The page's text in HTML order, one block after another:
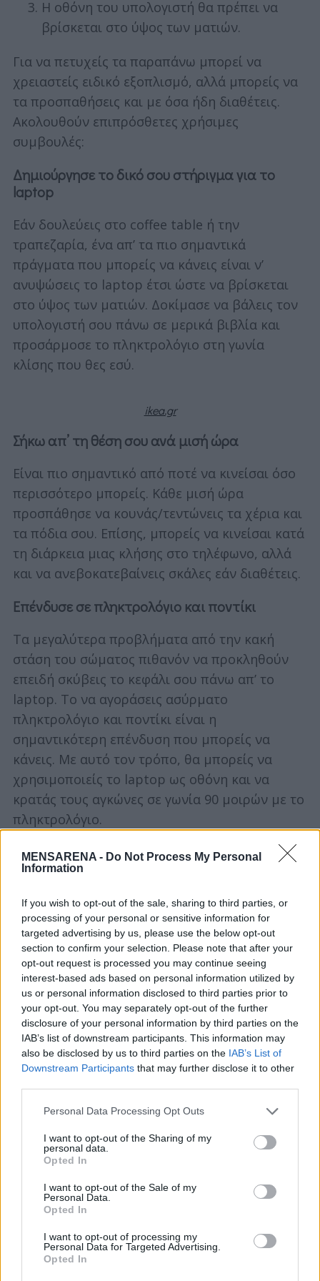
MENSARENA - Do Not Process My Personal
Information
If you wish to opt-out of the sale, sharing to third parties, or
processing of your personal or sensitive information for
targeted advertising by us, please use the below opt-out
section to confirm your selection. Please note that after your
opt-out request is processed you may continue seeing
interest-based ads based on personal information utilized by
us or personal information disclosed to third parties prior to
your opt-out. You may separately opt-out of the further
disclosure of your personal information by third parties on the
IAB’s list of downstream participants. This information may
also be disclosed by us to third parties on the IAB’s List of
Downstream Participants that may further disclose it to other
Personal Data Processing Opt Outs
I want to opt-out of the Sharing of my
personal data.
Opted In
I want to opt-out of the Sale of my
Personal Data.
Opted In
I want to opt-out of processing my
Personal Data for Targeted Advertising.
Opted In
Η οθόνη του υπολογιστή θα πρέπει να
βρίσκεται στο ύψος των ματιών.
Για να πετυχείς τα παραπάνω μπορεί να
χρειαστείς ειδικό εξοπλισμό, αλλά μπορείς να
τα προσπαθήσεις και με όσα ήδη διαθέτεις.
Ακολουθούν επιπρόσθετες χρήσιμες
συμβουλές:
Δημιούργησε το δικό σου στήριγμα για το
laptop
Εάν δουλεύεις στο coffee table ή την
τραπεζαρία, ένα απ’ τα πιο σημαντικά
πράγματα που μπορείς να κάνεις είναι ν’
ανυψώσεις το laptop έτσι ώστε να βρίσκεται
στο ύψος των ματιών. Δοκίμασε να βάλεις τον
υπολογιστή σου πάνω σε μερικά βιβλία και
προσάρμοσε το πληκτρολόγιο στη γωνία
κλίσης που θες εσύ.
ikea.gr
Σήκω απ’ τη θέση σου ανά μισή ώρα
Είναι πιο σημαντικό από ποτέ να κινείσαι όσο
περισσότερο μπορείς. Κάθε μισή ώρα
προσπάθησε να κουνάς/τεντώνεις τα χέρια και
τα πόδια σου. Επίσης, μπορείς να κινείσαι κατά
τη διάρκεια μιας κλήσης στο τηλέφωνο, αλλά
και να ανεβοκατεβαίνεις σκάλες εάν διαθέτεις.
Επένδυσε σε πληκτρολόγιο και ποντίκι
Τα μεγαλύτερα προβλήματα από την κακή
στάση του σώματος πιθανόν να προκληθούν
επειδή σκύβεις το κεφάλι σου πάνω απ’ το
laptop. Το να αγοράσεις ασύρματο
πληκτρολόγιο και ποντίκι είναι η
σημαντικότερη επένδυση που μπορείς να
κάνεις. Με αυτό τον τρόπο, θα μπορείς να
χρησιμοποιείς το laptop ως οθόνη και να
κρατάς τους αγκώνες σε γωνία 90 μοιρών με το
πληκτρολόγιο.
bluemountainsgazette.com.au
Σύμφωνα με τους ειδικούς, ο καναπές όσο
αναπαυτικός κι εάν είναι, είναι στην
δουλέψει κανείς για μεγάλο διάστημα. Όχι
μόνο η στάση του σώματος θα επιδεινωθεί
αμέσως, αλλά η άνεση του καναπέ θα σε
εμποδίσει απ’ το να κινείσαι ανά τακτά χρονικά
S
a
r
h
o
r
: